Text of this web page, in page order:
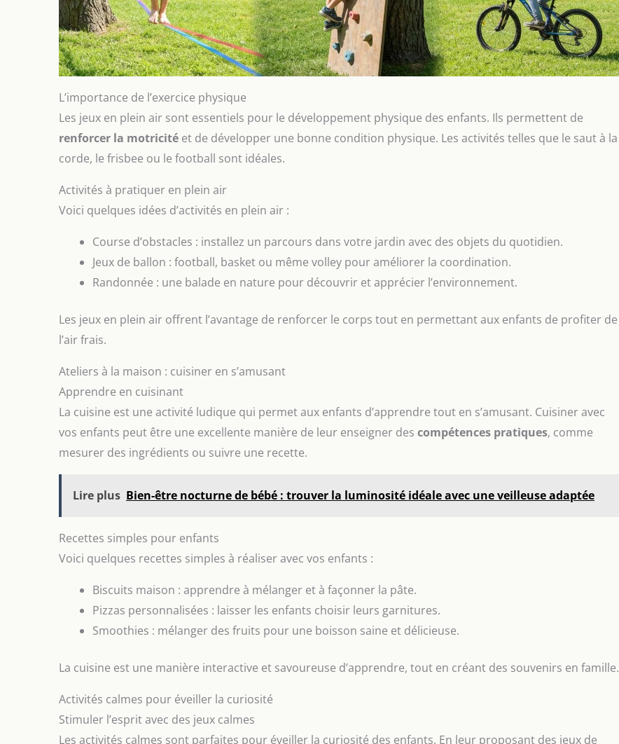
L’importance de l’exercice physique
Les jeux en plein air sont essentiels pour le développement physique des enfants. Ils permettent de
renforcer la motricité et de développer une bonne condition physique. Les activités telles que le saut à la
corde, le frisbee ou le football sont idéales.
Activités à pratiquer en plein air
Voici quelques idées d’activités en plein air :
Course d’obstacles : installez un parcours dans votre jardin avec des objets du quotidien.
Jeux de ballon : football, basket ou même volley pour améliorer la coordination.
Randonnée : une balade en nature pour découvrir et apprécier l’environnement.
Les jeux en plein air offrent l’avantage de renforcer le corps tout en permettant aux enfants de profiter de
l’air frais.
Ateliers à la maison : cuisiner en s’amusant
Apprendre en cuisinant
La cuisine est une activité ludique qui permet aux enfants d’apprendre tout en s’amusant. Cuisiner avec
vos enfants peut être une excellente manière de leur enseigner des compétences pratiques, comme
mesurer des ingrédients ou suivre une recette.
Lire plus Bien-être nocturne de bébé : trouver la luminosité idéale avec une veilleuse adaptée
Recettes simples pour enfants
Voici quelques recettes simples à réaliser avec vos enfants :
Biscuits maison : apprendre à mélanger et à façonner la pâte.
Pizzas personnalisées : laisser les enfants choisir leurs garnitures.
Smoothies : mélanger des fruits pour une boisson saine et délicieuse.
La cuisine est une manière interactive et savoureuse d’apprendre, tout en créant des souvenirs en famille.
Activités calmes pour éveiller la curiosité
Stimuler l’esprit avec des jeux calmes
Les activités calmes sont parfaites pour éveiller la curiosité des enfants. En leur proposant des jeux de